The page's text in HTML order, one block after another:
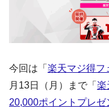
今回は「 楽天マジ得フ
月13日（月）まで「 楽
20,000ポイントプレゼ